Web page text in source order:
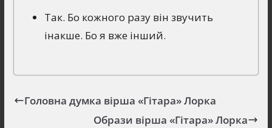
Так. Бо кожного разу він звучить
інакше. Бо я вже інший.
Головна думка вірша «Гітара» Лорка
Образи вірша «Гітара» Лорка